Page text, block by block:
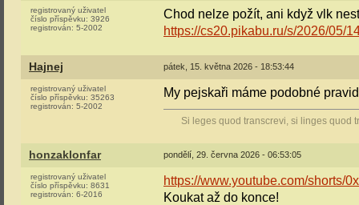
registrovaný uživatel
číslo příspěvku: 3926
registrován: 5-2002
Chod nelze požít, ani když vlk
https://cs20.pikabu.ru/s/2026/05/
Hajnej pátek, 15. května 2026 - 18:53:44
registrovaný uživatel
číslo příspěvku: 35263
registrován: 5-2002
My pejskaři máme podobné
Si leges quod transcrevi, si linges quod
honzaklonfar pondělí, 29. června 2026 - 06:53:05
registrovaný uživatel
číslo příspěvku: 8631
registrován: 6-2016
https://www.youtube.com/shorts/
Koukat až do konce!